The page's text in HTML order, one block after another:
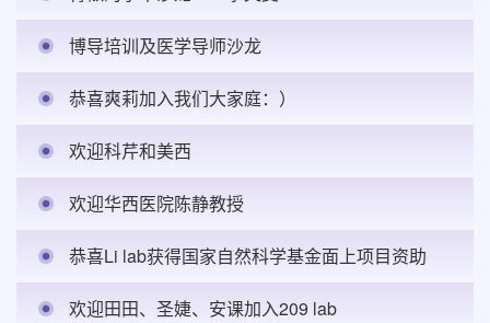
博导培训及医学导师沙龙
恭喜爽莉加入我们大家庭：）
欢迎科芹和美西
欢迎华西医院陈静教授
恭喜Li lab获得国家自然科学基金面上项目资助
欢迎田田、圣婕、安课加入209 lab